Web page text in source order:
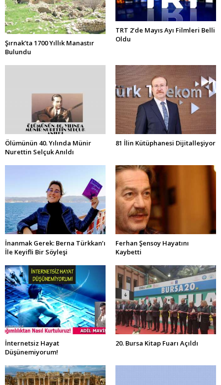
Şırnak’ta 1700 Yıllık Manastır
Bulundu
TRT 2’de Mayıs Ayı Filmleri Belli
Oldu
Ölümünün 40. Yılında Münir
Nurettin Selçuk Anıldı
81 İlin Kütüphanesi Dijitalleşiyor
İnanmak Gerek: Berna Türkkan’ı
İle Keyifli Bir Söyleşi
Ferhan Şensoy Hayatını
Kaybetti
İnternetsiz Hayat
Düşünemiyorum!
20. Bursa Kitap Fuarı Açıldı